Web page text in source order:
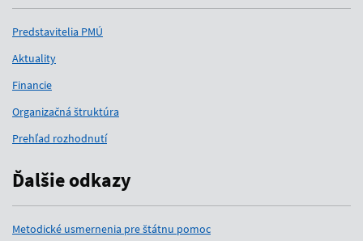
Predstavitelia PMÚ
Aktuality
Financie
Organizačná štruktúra
Prehľad rozhodnutí
Ďalšie odkazy
Metodické usmernenia pre štátnu pomoc